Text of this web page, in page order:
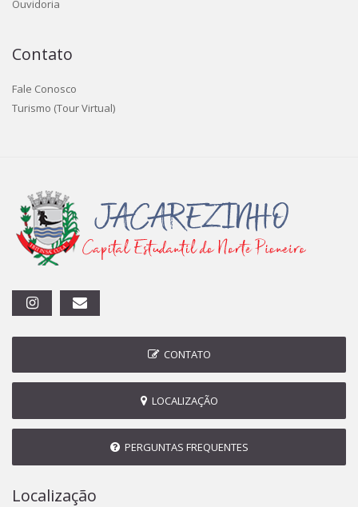
Ouvidoria
Contato
Fale Conosco
Turismo (Tour Virtual)
CONTATO
LOCALIZAÇÃO
PERGUNTAS FREQUENTES
Localização